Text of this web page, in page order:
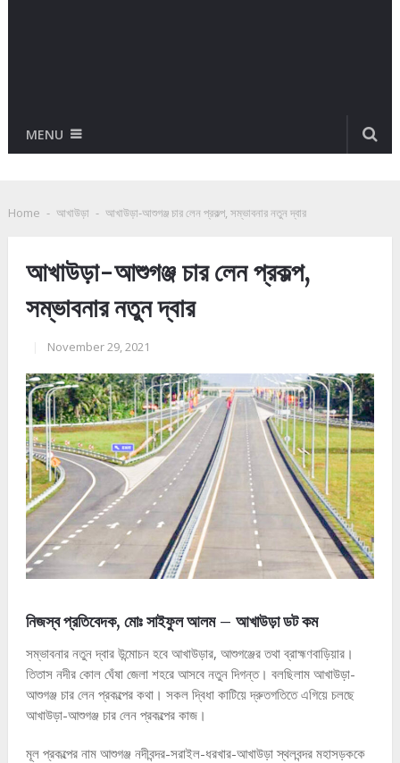
MENU
Home - আখাউড়া - আখাউড়া-আশুগঞ্জ চার লেন প্রকল্প, সম্ভাবনার নতুন দ্বার
আখাউড়া-আশুগঞ্জ চার লেন প্রকল্প,
সম্ভাবনার নতুন দ্বার
November 29, 2021
নিজস্ব প্রতিবেদক, মোঃ সাইফুল আলম – আখাউড়া ডট কম
সম্ভাবনার নতুন দ্বার উন্মোচন হবে আখাউড়ার, আশুগঞ্জের তথা ব্রাহ্মণবাড়িয়ার।
তিতাস নদীর কোল ঘেঁষা জেলা শহরে আসবে নতুন দিগন্ত। বলছিলাম আখাউড়া-
আশুগঞ্জ চার লেন প্রকল্পের কথা। সকল দ্বিধা কাটিয়ে দ্রুতগতিতে এগিয়ে চলছে
আখাউড়া-আশুগঞ্জ চার লেন প্রকল্পের কাজ।
মূল প্রকল্পের নাম আশুগঞ্জ নদীবন্দর-সরাইল-ধরখার-আখাউড়া স্থলবন্দর মহাসড়ককে